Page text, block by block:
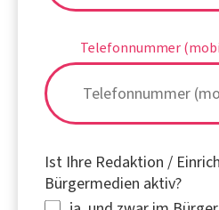
Telefonnummer
Ist Ihre Redaktion /
Bürgermedien aktiv?